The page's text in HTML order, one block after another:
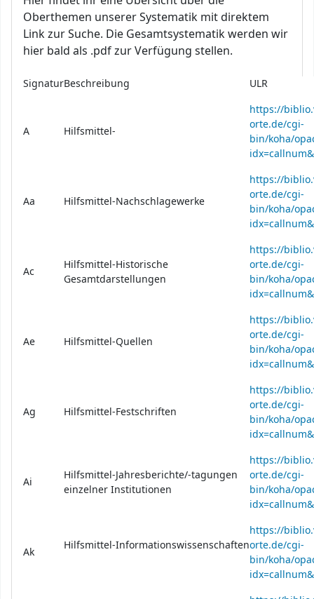
Oberthemen unserer Systematik mit direktem
Link zur Suche. Die Gesamtsystematik werden wir
hier bald als .pdf zur Verfügung stellen.
SignaturBeschreibung ULR
A Hilfsmittel-
https://
orte.de/cgi-
bin/koha/
Aa Hilfsmittel-Nachschlagewerke
https://
orte.de/cgi-
bin/koha/
Ac
Hilfsmittel-Historische
Gesamtdarstellungen
https://
orte.de/cgi-
bin/koha/
Ae Hilfsmittel-Quellen
https://
orte.de/cgi-
bin/koha/
Ag Hilfsmittel-Festschriften
https://
orte.de/cgi-
bin/koha/
Ai
Hilfsmittel-Jahresberichte/-tagungen
einzelner Institutionen
https://
orte.de/cgi-
bin/koha/
Ak Hilfsmittel-Informationswissenschaften
https://
orte.de/cgi-
bin/koha/